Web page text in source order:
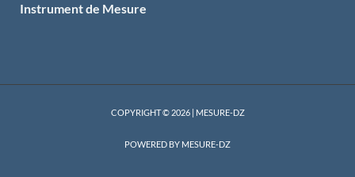
Instrument de Mesure
COPYRIGHT © 2026 | MESURE-DZ
POWERED BY MESURE-DZ